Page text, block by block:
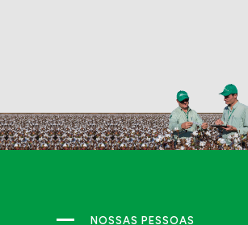
Incentivo
à Cultura
Fundo do
Idoso
Lei do
Sport
NOSSAS PESSOAS